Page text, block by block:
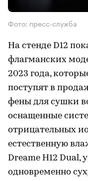
Фото: пресс-служба
На стенде D12
флагманских
2023 года,
поступят в
фены для сушки
оснащенные
отрицательных
естественную
Dreame H12
одновременно